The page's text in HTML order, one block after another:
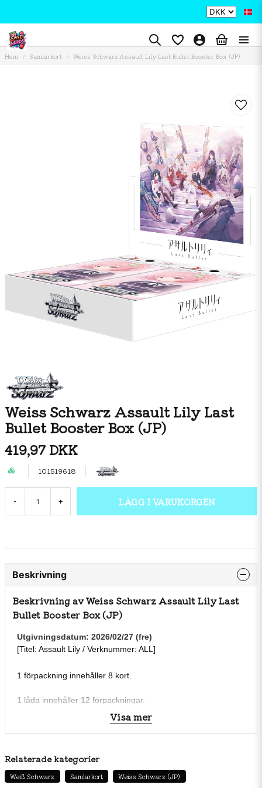
Hem Samlarkort Weiss Schwarz Assault Lily Last Bullet Booster Box (JP)
Weiss Schwarz Assault Lily Last
Bullet Booster Box (JP)
419,97 DKK
101519618
- + LÄGG I VARUKORGEN
Beskrivning
Beskrivning av Weiss Schwarz Assault Lily Last
Bullet Booster Box (JP)
Utgivningsdatum: 2026/02/27 (fre)
[Titel: Assault Lily / Verknummer: ALL]
1 förpackning innehåller 8 kort.
1 låda innehåller 12 förpackningar.
Antal korttyper (planerade): 100 normala typer + över 100
Visa mer
Relaterade kategorier
Weiß Schwarz Samlarkort Weiss Schwarz (JP)